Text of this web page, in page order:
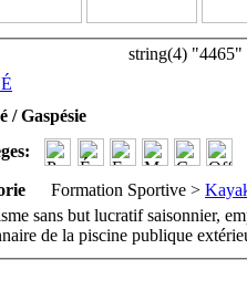
string(4) "4465"
/ Gaspésie
Formation Sportive >
sans but lucratif saisonnier,
de la piscine publique